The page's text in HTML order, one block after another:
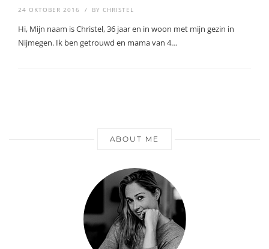
24 OKTOBER 2016 BY CHRISTEL
Hi, Mijn naam is Christel, 36 jaar en in woon met mijn gezin in
Nijmegen. Ik ben getrouwd en mama van 4…
ABOUT ME